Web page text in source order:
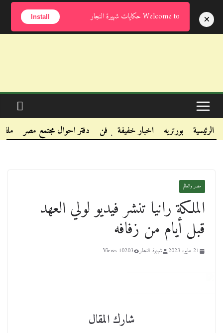
الأحد, أغسطس 9, 2026
.
.
الرئيسية بورتريه اخبار خفيفة فن دفتر احوال مجتمع مصر
مصر والعالم
الملكة رانيا تنشر فيديو لولي العهد
قبل أيام من زفافه
21 مايو، 2023 شهيرة النجار 10203 Views
شارك المقال
Welcome to حكايات شهيرة النجار Install ×